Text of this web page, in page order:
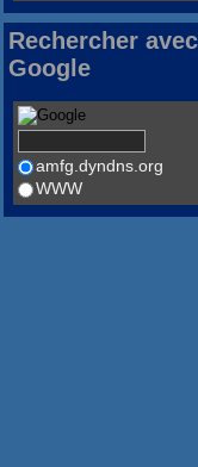
Rechercher avec
Google
amfg.dyndns.org
WWW